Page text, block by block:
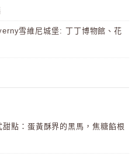
雪維尼城堡: 丁丁博物館、花
點：蛋黃酥界的黑馬，焦糖餡根